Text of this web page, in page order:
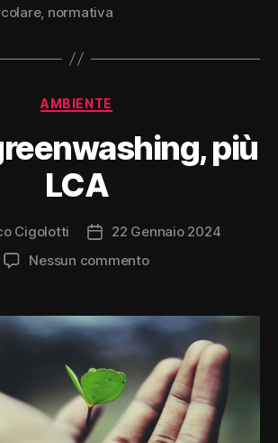
, normativa
Categorie
AMBIENTE
più
LCA
Cigolotti
Data
dell'articolo
22 Gennaio 2024
Nessun commentosu
più